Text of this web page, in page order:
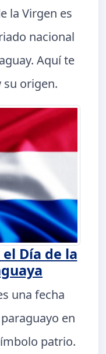
la Virgen es
nacional
Aquí te
su origen.
Día de la
una fecha
en
patrio.